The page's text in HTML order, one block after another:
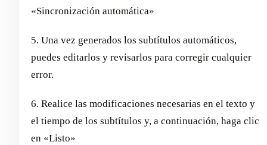
«Sincronización automática»
5. Una vez generados los subtítulos automáticos,
puedes editarlos y revisarlos para corregir cualquier
error.
6. Realice las modificaciones necesarias en el texto y
el tiempo de los subtítulos y, a continuación, haga clic
en «Listo»